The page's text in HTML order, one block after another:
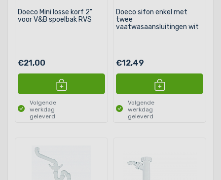
Doeco Mini losse korf 2"
voor V&B spoelbak RVS
€21,00
Volgende
werkdag
geleverd
Doeco sifon enkel met
twee
vaatwasaansluitingen wit
€12,49
Volgende
werkdag
geleverd